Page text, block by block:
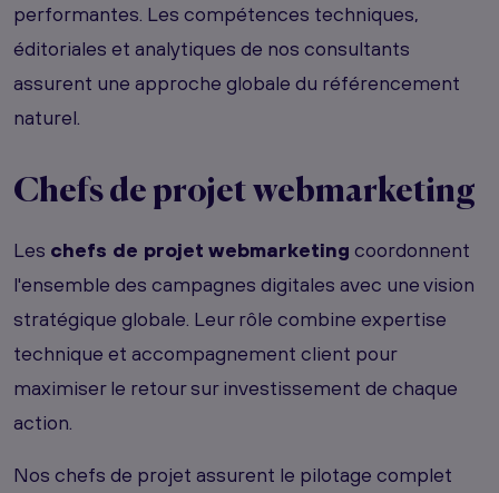
performantes. Les compétences techniques,
éditoriales et analytiques de nos consultants
assurent une approche globale du référencement
naturel.
Chefs de projet webmarketing
Les chefs de projet webmarketing coordonnent
l'ensemble des campagnes digitales avec une vision
stratégique globale. Leur rôle combine expertise
technique et accompagnement client pour
maximiser le retour sur investissement de chaque
action.
Nos chefs de projet assurent le pilotage complet